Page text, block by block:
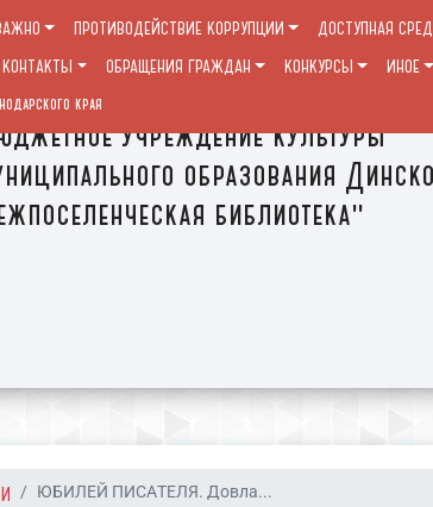
учреждение культуры
образования
библиотека"
ПРОТИВОДЕЙСТВИЕ КОРРУПЦИИ ДОСТУПНАЯ
КОНТАКТЫ ОБРАЩЕНИЯ ГРАЖДАН КОНКУРСЫ ИНОЕ
края
ЮБИЛЕЙ ПИСАТЕЛЯ. Довла...